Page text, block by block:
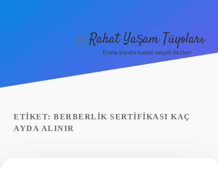
Yasal Uyarı
menüyü
Rahat Yaşam Tüyoları
Evine konfor katan neşeli fikirler!
ETIKET: BERBERLIK SERTIFIKASI KAÇ
AYDA ALINIR